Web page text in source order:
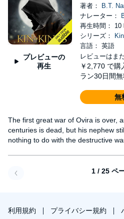
プレビューの
再生
著者：
B.T.
ナレーター：
再生時間： 10
シリーズ：
言語： 英語
レビューはま
￥2,770 で購
ラン30日間
無
The first great war of Ovira is over,
centuries is dead, but his nephew
nothing to do with the destructive
1 / 25 ペ
利用規約 プライバシー規約